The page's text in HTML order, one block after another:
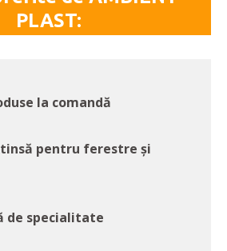
PLAST:
la comandă
pentru ferestre şi
de specialitate